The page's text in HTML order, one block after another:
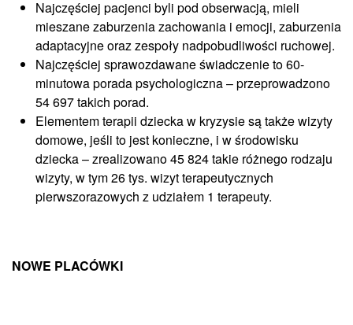
Najczęściej pacjenci byli pod obserwacją, mieli
mieszane zaburzenia zachowania i emocji, zaburzenia
adaptacyjne oraz zespoły nadpobudliwości ruchowej.
Najczęściej sprawozdawane świadczenie to 60-
minutowa porada psychologiczna – przeprowadzono
54 697 takich porad.
Elementem terapii dziecka w kryzysie są także wizyty
domowe, jeśli to jest konieczne, i w środowisku
dziecka – zrealizowano 45 824 takie różnego rodzaju
wizyty, w tym 26 tys. wizyt terapeutycznych
pierwszorazowych z udziałem 1 terapeuty.
NOWE PLACÓWKI